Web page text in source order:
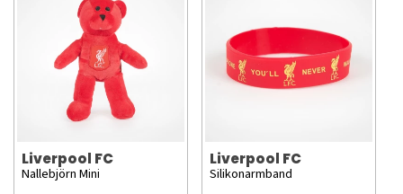
Liverpool FC
Nallebjörn Mini
Liverpool FC
Silikonarmband